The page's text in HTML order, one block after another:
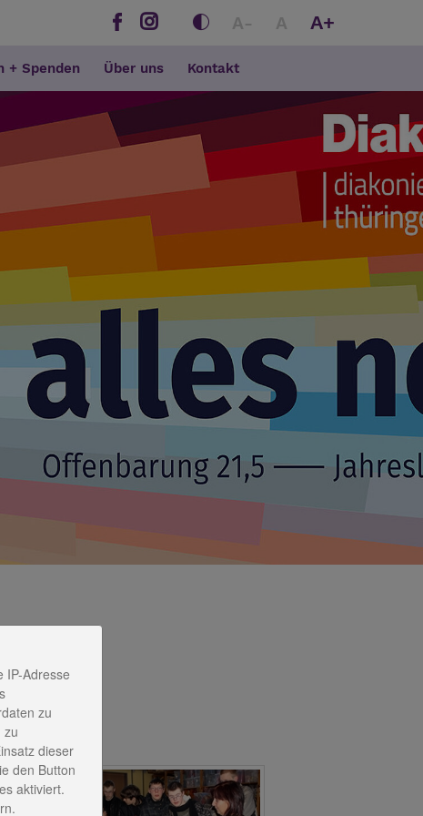
A- A A+
+ Spenden Über uns Kontakt
IP-Adresse
zu
zu
dieser
den Button
aktiviert.